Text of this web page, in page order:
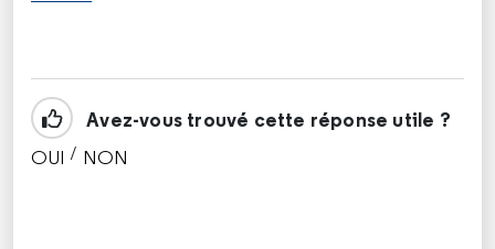
Avez-vous trouvé cette réponse utile ?
OUI / NON